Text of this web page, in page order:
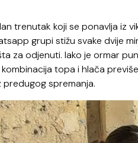
trenutak koji se ponavlja iz
grupi stižu svake dvije
za odjenuti. Iako je ormar
topa i hlača
predugog spremanja.